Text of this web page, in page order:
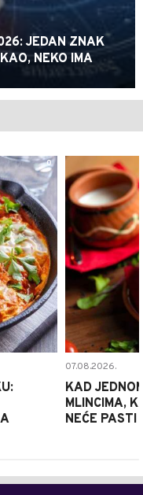
JEDAN ZNAK
NEKO IMA
0
07.08.2026.
KAD
MLINCIMA,
NEĆE PASTI